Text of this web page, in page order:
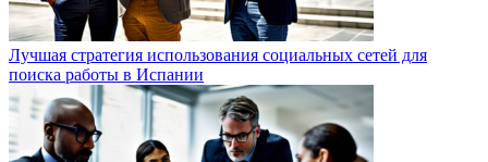
Лучшая стратегия использования социальных сетей для
поиска работы в Испании